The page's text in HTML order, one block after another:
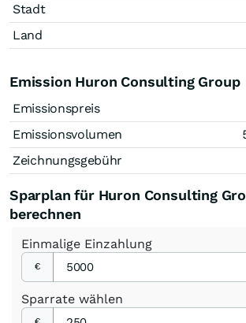
Stadt
Land
Emission Huron Consulting Group
Emissionspreis
Emissionsvolumen
Zeichnungsgebühr
Sparplan für Huron Consulting
berechnen
Einmalige Einzahlung
€
Sparrate wählen